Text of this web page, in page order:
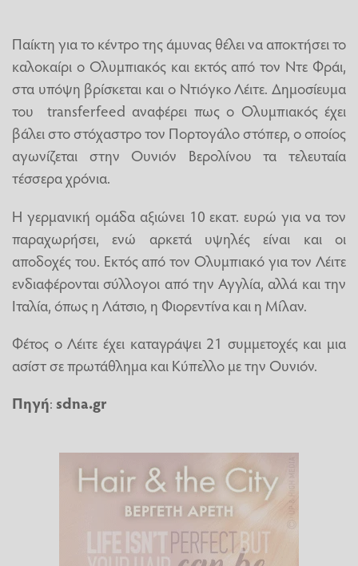
Παίκτη για το κέντρο της άμυνας θέλει να αποκτήσει το
καλοκαίρι ο Ολυμπιακός και εκτός από τον Ντε Φράι,
στα υπόψη βρίσκεται και ο Ντιόγκο Λέιτε. Δημοσίευμα
του transferfeed αναφέρει πως ο Ολυμπιακός έχει
βάλει στο στόχαστρο τον Πορτογάλο στόπερ, ο οποίος
αγωνίζεται στην Ουνιόν Βερολίνου τα τελευταία
τέσσερα χρόνια.
Η γερμανική ομάδα αξιώνει 10 εκατ. ευρώ για να τον
παραχωρήσει, ενώ αρκετά υψηλές είναι και οι
αποδοχές του. Εκτός από τον Ολυμπιακό για τον Λέιτε
ενδιαφέρονται σύλλογοι από την Αγγλία, αλλά και την
Ιταλία, όπως η Λάτσιο, η Φιορεντίνα και η Μίλαν.
Φέτος ο Λέιτε έχει καταγράψει 21 συμμετοχές και μια
ασίστ σε πρωτάθλημα και Κύπελλο με την Ουνιόν.
Πηγή: sdna.gr